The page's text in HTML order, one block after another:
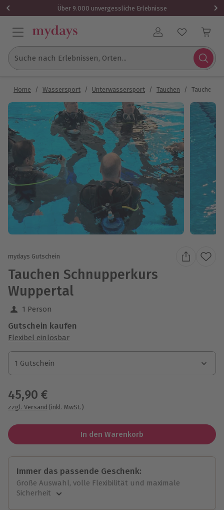
Über 9.000 unvergessliche Erlebnisse
Benutzerkonto
Suche nach Erlebnissen, Orten...
Home / Wassersport / Unterwassersport / Tauchen / Tauchen
mydays Gutschein
Tauchen Schnupperkurs
Wuppertal
1 Person
Gutschein kaufen
Flexibel einlösbar
1 Gutschein
1 Gutschein
1 Gutschein
45,90 €
zzgl. Versand (inkl. MwSt.)
In den Warenkorb
Immer das passende Geschenk:
Große Auswahl, volle Flexibilität und maximale
Sicherheit